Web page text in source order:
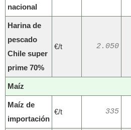
nacional
Harina de
pescado
Chile super
prime 70%
€/t 2.050
Maíz
Maíz de
importación
€/t 335